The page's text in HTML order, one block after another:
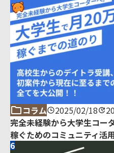
コラム 2025/02/18
完全未経験から大学生コー
稼ぐためのコミュニティ活
6